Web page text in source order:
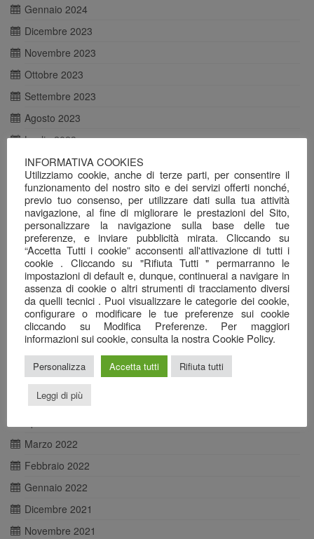
Gennaio 2024
Dicembre 2023
Novembre 2023
Ottobre 2023
Settembre 2023
Agosto 2023
Luglio 2023
Giugno 2023
Maggio 2023
Aprile 2023
Marzo 2023
Febbraio 2023
Dicembre 2022
Novembre 2022
Settembre 2022
Agosto 2022
Luglio 2022
Giugno 2022
Maggio 2022
Marzo 2022
Febbraio 2022
Gennaio 2022
Dicembre 2021
Novembre 2021
INFORMATIVA COOKIES
Utilizziamo cookie, anche di terze parti, per consentire il
funzionamento del nostro sito e dei servizi offerti nonché,
previo tuo consenso, per utilizzare dati sulla tua attività
navigazione, al fine di migliorare le prestazioni del Sito,
personalizzare la navigazione sulla base delle tue
preferenze, e inviare pubblicità mirata. Cliccando su
“Accetta Tutti i cookie” acconsenti all'attivazione di tutti i
cookie . Cliccando su "Rifiuta Tutti " permarranno le
impostazioni di default e, dunque, continuerai a navigare in
assenza di cookie o altri strumenti di tracciamento diversi
da quelli tecnici . Puoi visualizzare le categorie dei cookie,
configurare o modificare le tue preferenze sui cookie
cliccando su Modifica Preferenze. Per maggiori
informazioni sui cookie, consulta la nostra Cookie Policy.
Personalizza Accetta tutti Rifiuta tutti
Leggi di più